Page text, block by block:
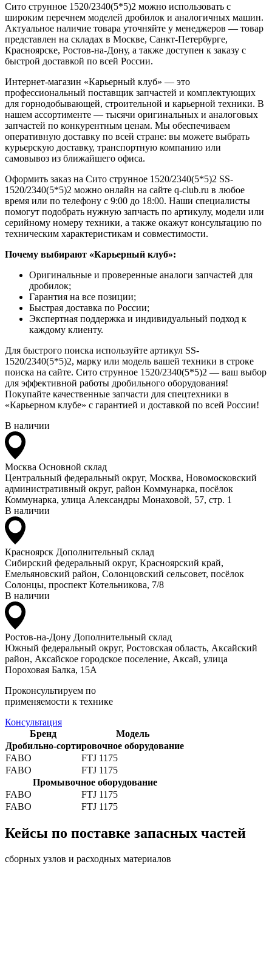
Сито струнное 1520/2340(5*5)2 можно использовать с
широким перечнем моделей дробилок и аналогичных машин.
Актуальное наличие товара уточняйте у менеджеров — товар
представлен на складах в Москве, Санкт-Петербурге,
Красноярске, Ростов-на-Дону, а также доступен к заказу с
быстрой доставкой по всей России.
Интернет-магазин «Карьерный клуб» — это
профессиональный поставщик запчастей и комплектующих
для горнодобывающей, строительной и карьерной техники. В
нашем ассортименте — тысячи оригинальных и аналоговых
запчастей по конкурентным ценам. Мы обеспечиваем
оперативную доставку по всей стране: вы можете выбрать
курьерскую доставку, транспортную компанию или
самовывоз из ближайшего офиса.
Оформить заказ на Сито струнное 1520/2340(5*5)2 SS-
1520/2340(5*5)2 можно онлайн на сайте q-club.ru в любое
время или по телефону с 9:00 до 18:00. Наши специалисты
помогут подобрать нужную запчасть по артикулу, модели или
серийному номеру техники, а также окажут консультацию по
техническим характеристикам и совместимости.
Почему выбирают «Карьерный клуб»:
Оригинальные и проверенные аналоги запчастей для
дробилок;
Гарантия на все позиции;
Быстрая доставка по России;
Экспертная поддержка и индивидуальный подход к
каждому клиенту.
Для быстрого поиска используйте артикул SS-
1520/2340(5*5)2, марку или модель вашей техники в строке
поиска на сайте. Сито струнное 1520/2340(5*5)2 — ваш выбор
для эффективной работы дробильного оборудования!
Покупайте качественные запчасти для спецтехники в
«Карьерном клубе» с гарантией и доставкой по всей России!
В наличии
Москва Основной склад
Центральный федеральный округ, Москва, Новомосковский
административный округ, район Коммунарка, посёлок
Коммунарка, улица Александры Монаховой, 57, стр. 1
В наличии
Красноярск Дополнительный склад
Сибирский федеральный округ, Красноярский край,
Емельяновский район, Солонцовский сельсовет, посёлок
Солонцы, проспект Котельникова, 7/8
В наличии
Ростов-на-Дону Дополнительный склад
Южный федеральный округ, Ростовская область, Аксайский
район, Аксайское городское поселение, Аксай, улица
Пороховая Балка, 15А
Проконсультируем по
применяемости к технике
Консультация
Бренд
Модель
Дробильно-сортировочное оборудование
FABO
FTJ 1175
FABO
FTJ 1175
Промывочное оборудование
FABO
FTJ 1175
FABO
FTJ 1175
Кейсы по поставке запасных частей
сборных узлов и расходных материалов